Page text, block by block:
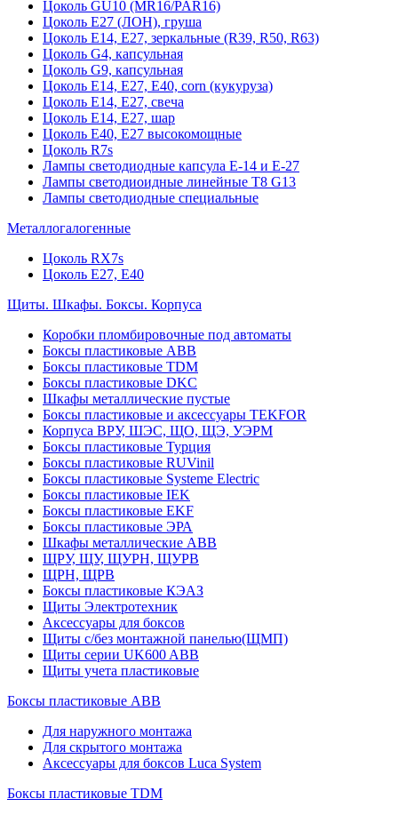
Цоколь GU10 (MR16/PAR16)
Цоколь Е27 (ЛОН), груша
Цоколь Е14, Е27, зеркальные (R39, R50, R63)
Цоколь G4, капсульная
Цоколь G9, капсульная
Цоколь Е14, Е27, Е40, corn (кукуруза)
Цоколь Е14, Е27, свеча
Цоколь Е14, Е27, шар
Цоколь Е40, Е27 высокомощные
Цоколь R7s
Лампы светодиодные капсула Е-14 и Е-27
Лампы светодиоидные линейные T8 G13
Лампы светодиодные специальные
Металлогалогенные
Цоколь RX7s
Цоколь Е27, E40
Щиты. Шкафы. Боксы. Корпуса
Коробки пломбировочные под автоматы
Боксы пластиковые ABB
Боксы пластиковые TDM
Боксы пластиковые DKC
Шкафы металлические пустые
Боксы пластиковые и аксессуары TEKFOR
Корпуса ВРУ, ШЭС, ЩО, ЩЭ, УЭРМ
Боксы пластиковые Турция
Боксы пластиковые RUVinil
Боксы пластиковые Systeme Electric
Боксы пластиковые IEK
Боксы пластиковые EKF
Боксы пластиковые ЭРА
Шкафы металлические ABB
ЩРУ, ЩУ, ЩУРН, ЩУРВ
ЩРН, ЩРВ
Боксы пластиковые КЭАЗ
Щиты Электротехник
Аксессуары для боксов
Щиты с/без монтажной панелью(ЩМП)
Щиты серии UK600 ABB
Щиты учета пластиковые
Боксы пластиковые ABB
Для наружного монтажа
Для скрытого монтажа
Аксессуары для боксов Luca System
Боксы пластиковые TDM